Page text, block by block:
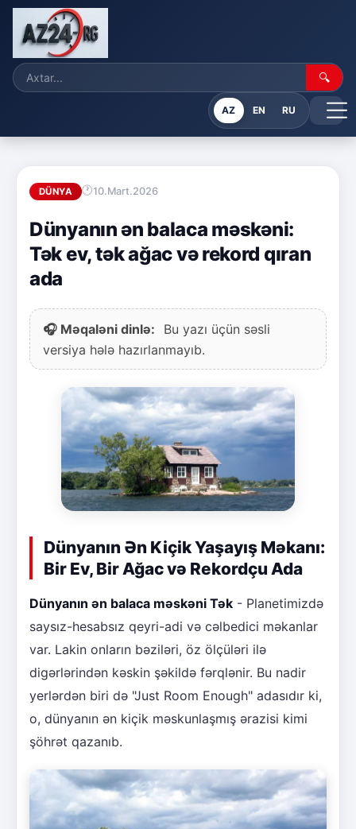
🔍
AZ EN RU
DÜNYA 10.Mart.2026
Dünyanın ən balaca məskəni:
Tək ev, tək ağac və rekord qıran
ada
🎧 Məqaləni dinlə:
Bu yazı üçün səsli
versiya hələ hazırlanmayıb.
Dünyanın Ən Kiçik Yaşayış Məkanı:
Bir Ev, Bir Ağac və Rekordçu Ada
Dünyanın ən balaca məskəni Tək - Planetimizdə
saysız-hesabsız qeyri-adi və cəlbedici məkanlar
var. Lakin onların bəziləri, öz ölçüləri ilə
digərlərindən kəskin şəkildə fərqlənir. Bu nadir
yerlərdən biri də "Just Room Enough" adasıdır ki,
o, dünyanın ən kiçik məskunlaşmış ərazisi kimi
şöhrət qazanıb.